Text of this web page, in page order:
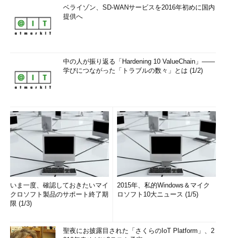
ベライゾン、SD-WANサービスを2016年初めに国内
提供へ
中の人が振り返る「Hardening 10 ValueChain」――
学びにつながった「トラブルの数々」とは (1/2)
いま一度、確認しておきたいマイ
クロソフト製品のサポート終了期
限 (1/3)
2015年、私的Windows＆マイク
ロソフト10大ニュース (1/5)
聖夜にお披露目された「さくらのIoT Platform」、2